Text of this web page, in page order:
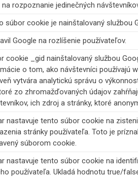
rozpoznanie jedinečných
súbor cookie je nainštalovaný službou
Google na rozlíšenie používateľov.
cookie _gid nainštalovaný službou
o tom, ako návštevníci používajú
vytvára analytickú správu o
zo zhromažďovaných údajov
ich zdroj a stránky, ktoré
nastavuje tento súbor cookie na
stránky používateľa. Toto je
súborom cookie.
nastavuje tento súbor cookie na
používateľa. Ukladá hodnotu true/